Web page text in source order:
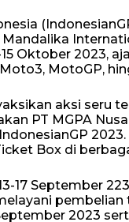
Oktober 2023,
MotoGP,
aksi seru
PT MGPA
Box di
17 September
2023